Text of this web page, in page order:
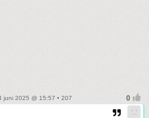
juni 2025 @ 15:57 • 207